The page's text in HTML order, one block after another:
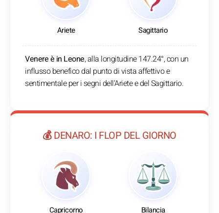
Ariete Sagittario
Venere è in Leone, alla longitudine 147.24°, con un
influsso benefico dal punto di vista affettivo e
sentimentale per i segni dell'Ariete e del Sagittario.
💰 DENARO: I FLOP DEL GIORNO
Capricorno Bilancia